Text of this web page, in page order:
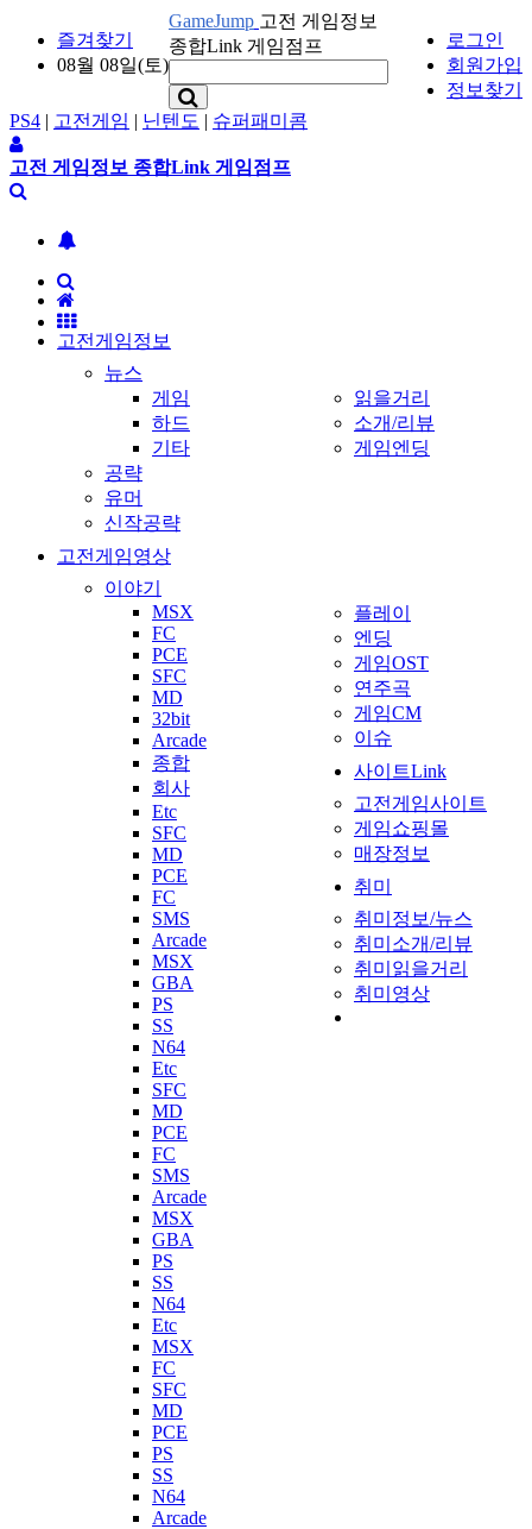
즐겨찾기
08월 08일(토)
로그인
회원가입
정보찾기
GameJump 고전 게임정보
종합Link 게임점프
PS4 | 고전게임 | 닌텐도 | 슈퍼패미콤
고전 게임정보 종합Link 게임점프
고전게임정보
뉴스
게임
하드
기타
읽을거리
소개/리뷰
게임엔딩
공략
유머
신작공략
고전게임영상
이야기
MSX
FC
PCE
SFC
MD
32bit
Arcade
종합
회사
Etc
플레이
SFC
MD
PCE
FC
SMS
Arcade
MSX
GBA
PS
SS
N64
Etc
엔딩
SFC
MD
PCE
FC
SMS
Arcade
MSX
GBA
PS
SS
N64
Etc
게임OST
MSX
FC
SFC
MD
PCE
PS
SS
N64
Arcade
연주곡
게임CM
이슈
사이트Link
고전게임사이트
게임쇼핑몰
매장정보
취미
취미정보/뉴스
취미소개/리뷰
취미읽을거리
취미영상